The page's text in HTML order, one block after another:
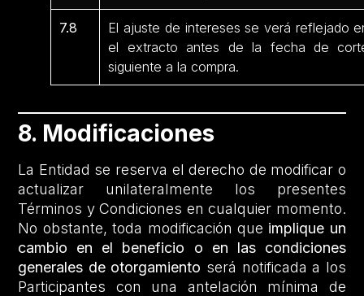
7.8
El ajuste de intereses se verá reflejado
el extracto antes de la fecha de
siguiente a la compra.
8. Modificaciones
La Entidad se reserva el derecho de modificar o
actualizar unilateralmente los presentes
Términos y Condiciones en cualquier momento.
No obstante, toda modificación que implique un
cambio en el beneficio o en las condiciones
generales de otorgamiento será notificada a los
Participantes con una antelación mínima de